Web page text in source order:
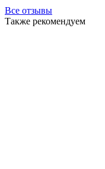
Все отзывы
Также рекомендуем